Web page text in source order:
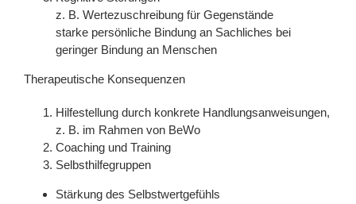
z. B. Wertezuschreibung für Gegenstände
starke persönliche Bindung an Sachliches bei
geringer Bindung an Menschen
Therapeutische Konsequenzen
Hilfestellung durch konkrete Handlungsanweisungen,
z. B. im Rahmen von BeWo
Coaching und Training
Selbsthilfegruppen
Stärkung des Selbstwertgefühls